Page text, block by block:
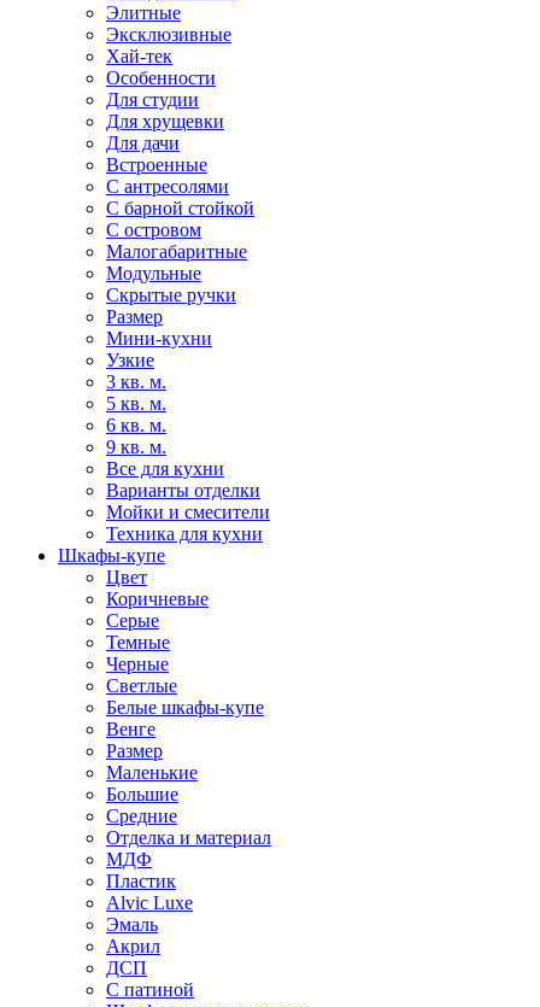
Элитные
Эксклюзивные
Хай-тек
Особенности
Для студии
Для хрущевки
Для дачи
Встроенные
С антресолями
С барной стойкой
С островом
Малогабаритные
Модульные
Скрытые ручки
Размер
Мини-кухни
Узкие
3 кв. м.
5 кв. м.
6 кв. м.
9 кв. м.
Все для кухни
Варианты отделки
Мойки и смесители
Техника для кухни
Шкафы-купе
Цвет
Коричневые
Серые
Темные
Черные
Светлые
Белые шкафы-купе
Венге
Размер
Маленькие
Большие
Средние
Отделка и материал
МДФ
Пластик
Alvic Luxe
Эмаль
Акрил
ДСП
С патиной